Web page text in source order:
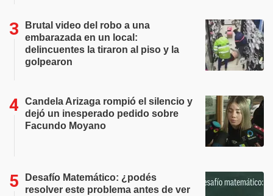
Brutal video del robo a una
embarazada en un local:
delincuentes la tiraron al piso y la
golpearon
Candela Arizaga rompió el silencio y
dejó un inesperado pedido sobre
Facundo Moyano
Desafío Matemático: ¿podés
resolver este problema antes de ver